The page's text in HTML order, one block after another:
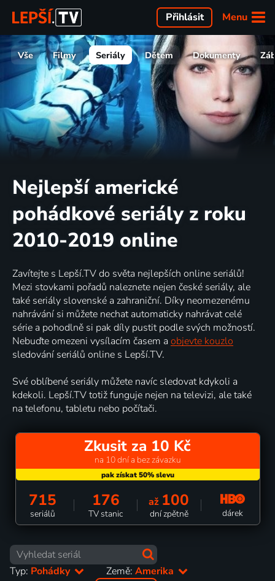
Menu
Přihlásit
Vše Filmy Seriály Dětem Dokumenty
Nejlepší americké
pohádkové seriály z roku
2010-2019 online
Zavítejte s Lepší.TV do světa nejlepších online seriálů!
Mezi stovkami pořadů naleznete nejen české seriály, ale
také seriály slovenské a zahraniční. Díky neomezenému
nahrávání si můžete nechat automaticky nahrávat celé
série a pohodlně si pak díly pustit podle svých možností.
Nebuďte omezeni vysílacím časem a objevte kouzlo
sledování seriálů online s Lepší.TV.
Své oblíbené seriály můžete navíc sledovat kdykoli a
kdekoli. Lepší.TV totiž funguje nejen na televizi, ale také
na telefonu, tabletu nebo počítači.
Zkusit za 10 Kč
na 10 dní a bez závazku
715
seriálů
176
TV stanic
až 100
dní zpětně dárek
Typ: Pohádky Země:Amerika